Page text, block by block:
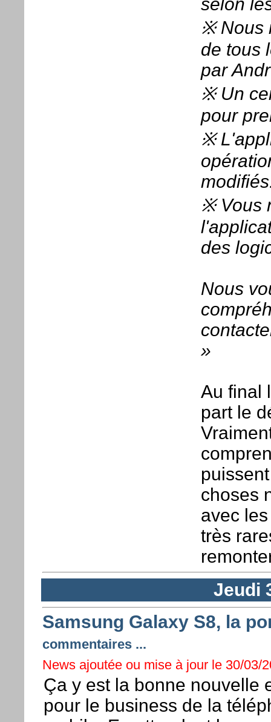
※ Nous
de tous
par
※ Un
pour
※
※ Vous
des
Nous
»
Au final
part le
choses
avec
très
Jeudi
Samsung Galaxy S8, la
commentaires ...
News ajoutée ou mise à jour le 30/03/
Ça y est la bonne nouvelle
pour le business de la